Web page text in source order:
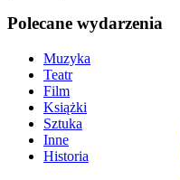
Polecane wydarzenia
Muzyka
Teatr
Film
Książki
Sztuka
Inne
Historia